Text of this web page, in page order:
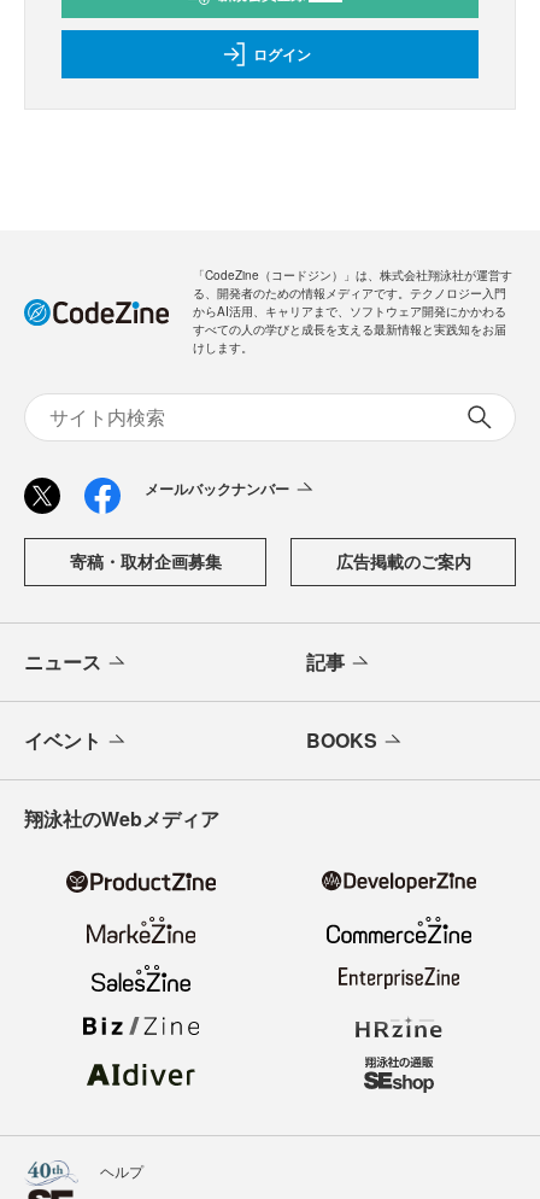
ログイン
「CodeZine（コードジン）」は、株式会社翔泳社が運営す
る、開発者のための情報メディアです。テクノロジー入門
からAI活用、キャリアまで、ソフトウェア開発にかかわる
すべての人の学びと成長を支える最新情報と実践知をお届
けします。
メールバックナンバー
寄稿・取材企画募集 広告掲載のご案内
ニュース 記事
イベント BOOKS
翔泳社のWebメディア
ヘルプ